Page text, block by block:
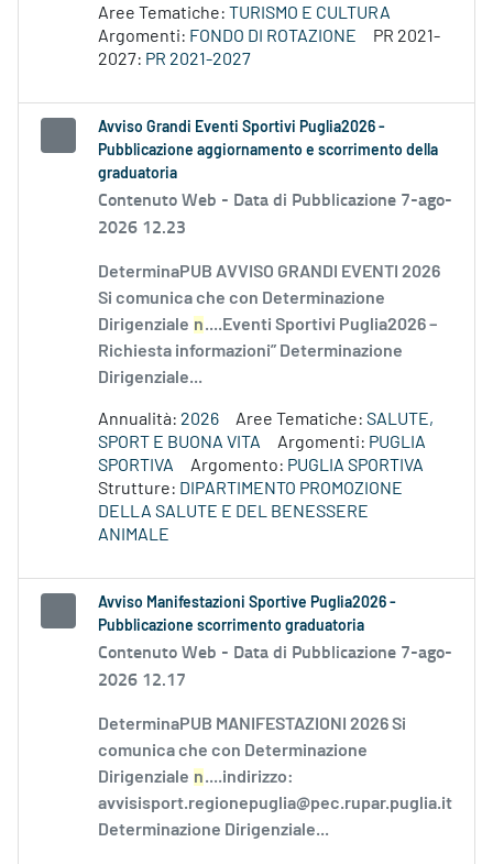
Aree Tematiche: TURISMO E CULTURA
Argomenti: FONDO DI ROTAZIONE
PR 2021-
2027: PR 2021-2027
Avviso Grandi Eventi Sportivi Puglia2026 -
Pubblicazione aggiornamento e scorrimento della
graduatoria
Contenuto Web - Data di Pubblicazione 7-ago-
2026 12.23
DeterminaPUB AVVISO GRANDI EVENTI 2026
Si comunica che con Determinazione
Dirigenziale n....Eventi Sportivi Puglia2026 –
Richiesta informazioni” Determinazione
Dirigenziale...
Annualità: 2026 Aree Tematiche: SALUTE,
SPORT E BUONA VITA
Argomenti: PUGLIA
SPORTIVA
Argomento: PUGLIA SPORTIVA
Strutture: DIPARTIMENTO PROMOZIONE
DELLA SALUTE E DEL BENESSERE
ANIMALE
Avviso Manifestazioni Sportive Puglia2026 -
Pubblicazione scorrimento graduatoria
Contenuto Web - Data di Pubblicazione 7-ago-
2026 12.17
DeterminaPUB MANIFESTAZIONI 2026 Si
comunica che con Determinazione
Dirigenziale n....indirizzo:
avvisisport.regionepuglia@pec.rupar.puglia.it
Determinazione Dirigenziale...